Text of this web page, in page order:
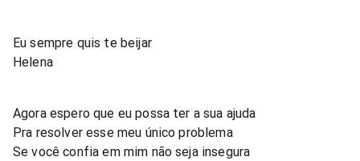
Eu sempre quis te beijar
Helena
Agora espero que eu possa ter a sua ajuda
Pra resolver esse meu único problema
Se você confia em mim não seja insegura